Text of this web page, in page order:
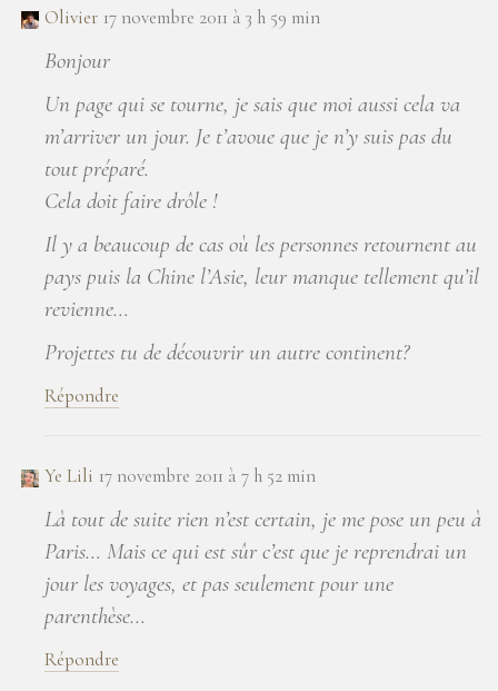
Olivier 17 novembre 2011 à 3 h 59 min
Bonjour
Un page qui se tourne, je sais que moi aussi cela va
m’arriver un jour. Je t’avoue que je n’y suis pas du
tout préparé.
Cela doit faire drôle !
Il y a beaucoup de cas où les personnes retournent au
pays puis la Chine l’Asie, leur manque tellement qu’il
revienne…
Projettes tu de découvrir un autre continent?
Répondre
Ye Lili 17 novembre 2011 à 7 h 52 min
Là tout de suite rien n’est certain, je me pose un peu à
Paris… Mais ce qui est sûr c’est que je reprendrai un
jour les voyages, et pas seulement pour une
parenthèse…
Répondre